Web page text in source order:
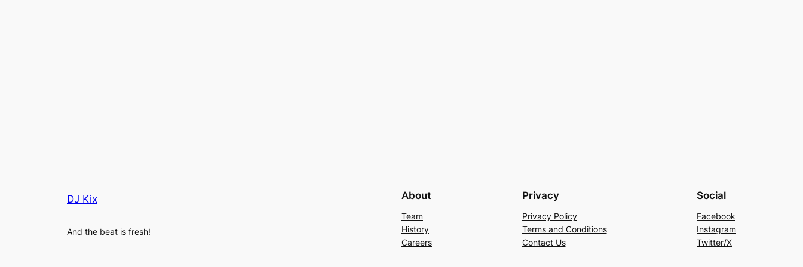
DJ Kix
And the beat is fresh!
About
Team
History
Careers
Privacy
Privacy Policy
Terms and Conditions
Contact Us
Social
Facebook
Instagram
Twitter/X